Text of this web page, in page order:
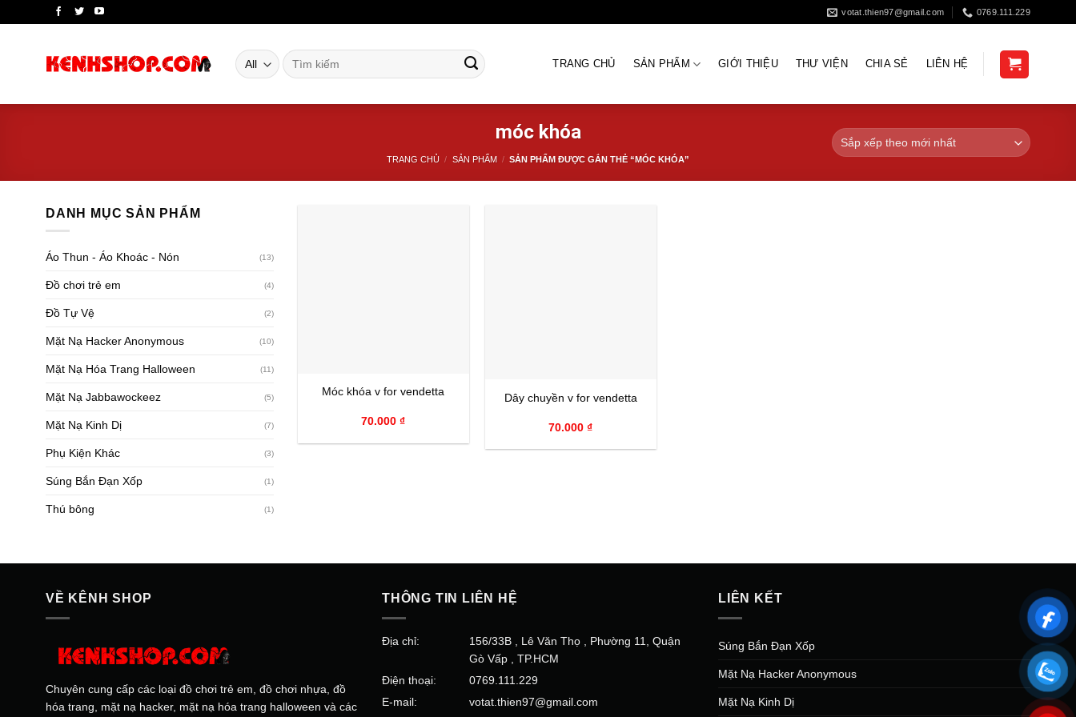
votat.thien97@gmail.com 0769.111.229
Tìm
kiếm:
TRANG CHỦ SẢN PHẨM GIỚI THIỆU THƯ VIỆN CHIA SẺ LIÊN HỆ
móc khóa
TRANG CHỦ / SẢN PHẨM / SẢN PHẨM ĐƯỢC GẮN THẺ “MÓC KHÓA”
DANH MỤC SẢN PHẨM
Áo Thun - Áo Khoác - Nón (13)
Đồ chơi trẻ em (4)
Đồ Tự Vệ (2)
Mặt Nạ Hacker Anonymous (10)
Mặt Nạ Hóa Trang Halloween (11)
Mặt Nạ Jabbawockeez (5)
Mặt Nạ Kinh Dị (7)
Phụ Kiện Khác (3)
Súng Bắn Đạn Xốp (1)
Thú bông (1)
Móc khóa v for vendetta
70.000₫
Dây chuyền v for vendetta
70.000₫
VỀ KÊNH SHOP
Chuyên cung cấp các loại đồ chơi trẻ em, đồ chơi nhựa, đồ
hóa trang, mặt nạ hacker, mặt nạ hóa trang halloween và các
THÔNG TIN LIÊN HỆ
Địa chỉ:
156/33B , Lê Văn Thọ , Phường 11, Quận
Gò Vấp , TP.HCM
Điện thoại:
0769.111.229
E-mail:
votat.thien97@gmail.com
LIÊN KẾT
Súng Bắn Đạn Xốp
Mặt Nạ Hacker Anonymous
Mặt Nạ Kinh Dị